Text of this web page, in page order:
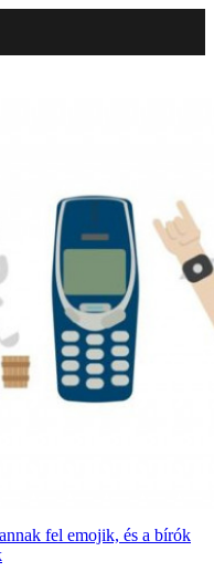
fel emojik, és a bírók